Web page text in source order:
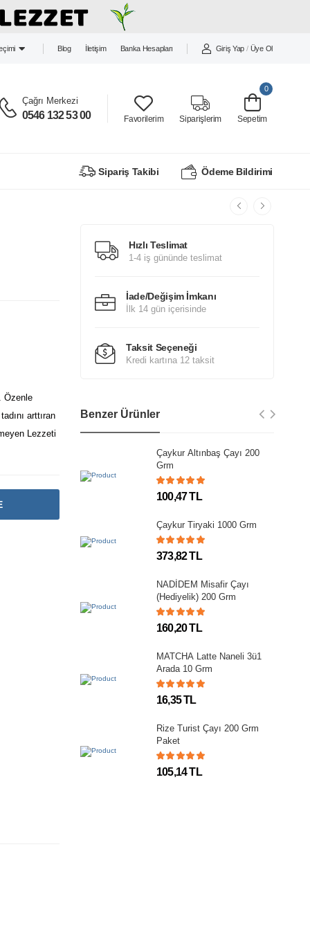
Blog İletişim Banka Hesapları Giriş Yap / Üye Ol
Çağrı Merkezi
0546 132 53 00 Favorilerim Siparişlerim
0
Sepetim
Sipariş Takibi Ödeme Bildirimi
Özenle
arttıran
Lezzeti
Hızlı Teslimat
1-4 iş gününde teslimat
İade/Değişim İmkanı
İlk 14 gün içerisinde
Taksit Seçeneği
Kredi kartına 12 taksit
Benzer Ürünler
Çaykur Altınbaş Çayı 200
Grm
100,47 TL
Çaykur Tiryaki 1000 Grm
373,82 TL
NADİDEM Misafir Çayı
(Hediyelik) 200 Grm
160,20 TL
MATCHA Latte Naneli 3ü1
Arada 10 Grm
16,35 TL
Rize Turist Çayı 200 Grm
Paket
105,14 TL